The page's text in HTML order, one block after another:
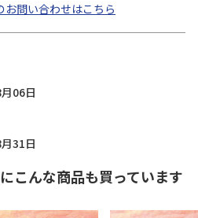
お問い合わせはこちら
06日
31日
こんな商品も買っています